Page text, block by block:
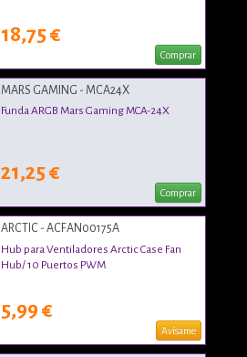
18,75 €
Comprar
MARS GAMING - MCA24X
Funda ARGB Mars Gaming MCA-24X
21,25 €
Comprar
ARCTIC - ACFAN00175A
Hub para Ventiladores Arctic Case Fan
Hub/ 10 Puertos PWM
5,99 €
Avísame